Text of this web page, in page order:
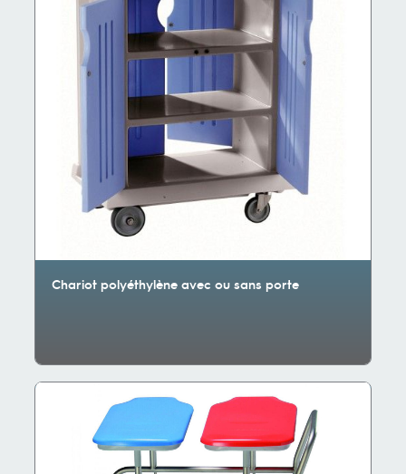
Chariot polyéthylène avec ou sans porte